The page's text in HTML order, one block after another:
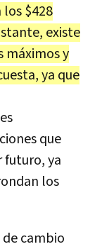
los $428
existe
máximos y
ya que
que
futuro, ya
los
cambio